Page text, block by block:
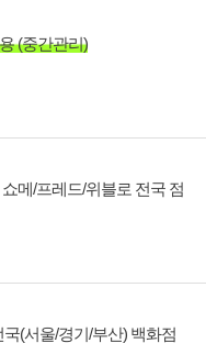
(중간관리)
메/프레드/위블로 전국 점
(서울/경기/부산) 백화점